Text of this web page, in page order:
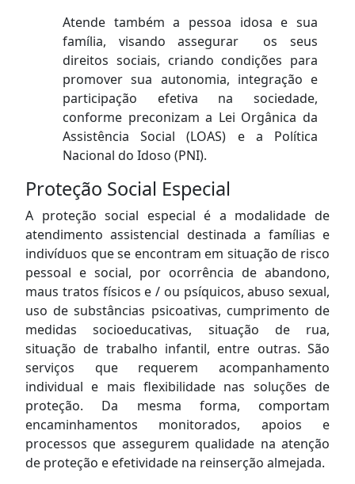
Atende também a pessoa idosa e sua
família, visando assegurar os seus
direitos sociais, criando condições para
promover sua autonomia, integração e
participação efetiva na sociedade,
conforme preconizam a Lei Orgânica da
Assistência Social (LOAS) e a Política
Nacional do Idoso (PNI).
Proteção Social Especial
A proteção social especial é a modalidade de
atendimento assistencial destinada a famílias e
indivíduos que se encontram em situação de risco
pessoal e social, por ocorrência de abandono,
maus tratos físicos e / ou psíquicos, abuso sexual,
uso de substâncias psicoativas, cumprimento de
medidas socioeducativas, situação de rua,
situação de trabalho infantil, entre outras. São
serviços que requerem acompanhamento
individual e mais flexibilidade nas soluções de
proteção. Da mesma forma, comportam
encaminhamentos monitorados, apoios e
processos que assegurem qualidade na atenção
de proteção e efetividade na reinserção almejada.